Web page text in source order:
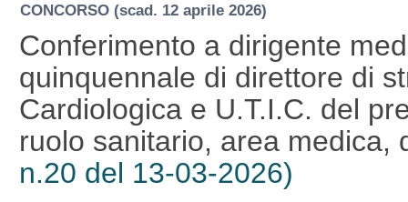
CONCORSO (scad. 12 aprile 2026)
Conferimento a dirigente
quinquennale di direttore di
Cardiologica e U.T.I.C. del
ruolo sanitario, area
n.20 del 13-03-2026)